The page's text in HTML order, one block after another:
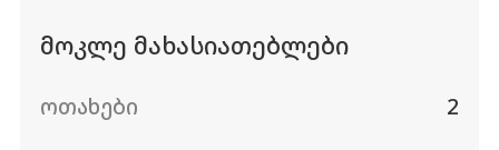
მოკლე მახასიათებლები
ოთახები 2